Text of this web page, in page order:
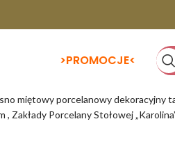
>PROMOCJE<
miętowy porcelanowy dekoracyjny
Zakłady Porcelany Stołowej